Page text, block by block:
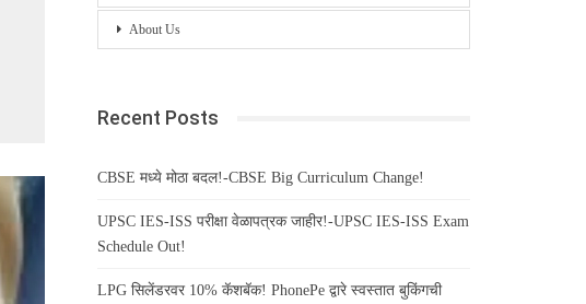
About Us
Recent Posts
CBSE मध्ये मोठा बदल!-CBSE Big Curriculum Change!
UPSC IES-ISS परीक्षा वेळापत्रक जाहीर!-UPSC IES-ISS Exam
Schedule Out!
LPG सिलेंडरवर 10% कॅशबॅक! PhonePe द्वारे स्वस्तात बुकिंगची